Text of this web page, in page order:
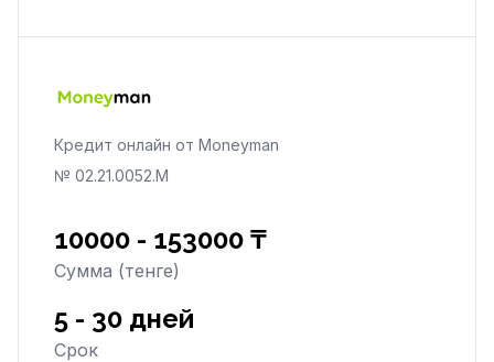
Кредит онлайн от Moneyman
№ 02.21.0052.М
10000 - 153000 ₸
Сумма (тенге)
5 - 30 дней
Срок